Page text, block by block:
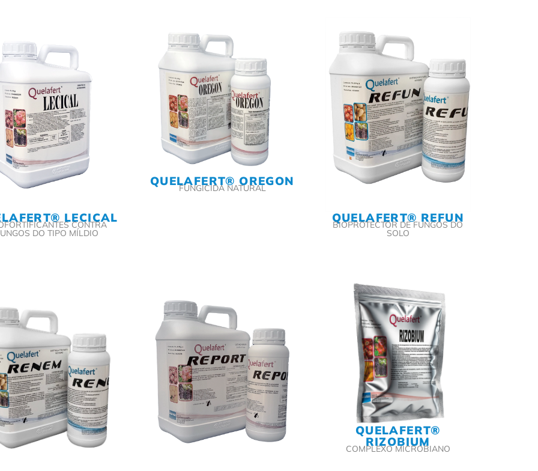
LECICAL
CONTRA
DO TIPO MÍLDIO
QUELAFERT® OREGON
FUNGICIDA NATURAL
QUELAFERT® REFUN
BIOPROTECTOR DE FUNGOS DO
SOLO
QUELAFERT®
RIZOBIUM
COMPLEXO MICROBIANO